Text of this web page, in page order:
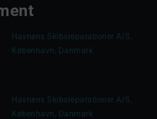
Havnens Skibsreparationer A/S,
København, Danmark
Havnens Skibsreparationer A/S,
København, Danmark